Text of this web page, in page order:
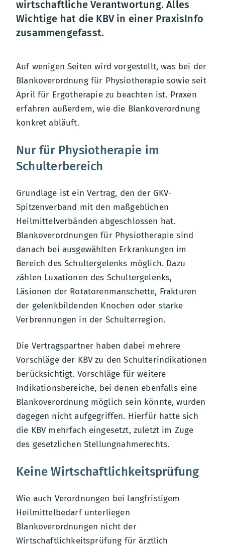
wirtschaftliche Verantwortung. Alles
Wichtige hat die KBV in einer PraxisInfo
zusammengefasst.
Auf wenigen Seiten wird vorgestellt, was bei der
Blankoverordnung für Physiotherapie sowie seit
April für Ergotherapie zu beachten ist. Praxen
erfahren außerdem, wie die Blankoverordnung
konkret abläuft.
Nur für Physiotherapie im
Schulterbereich
Grundlage ist ein Vertrag, den der GKV-
Spitzenverband mit den maßgeblichen
Heilmittelverbänden abgeschlossen hat.
Blankoverordnungen für Physiotherapie sind
danach bei ausgewählten Erkrankungen im
Bereich des Schultergelenks möglich. Dazu
zählen Luxationen des Schultergelenks,
Läsionen der Rotatorenmanschette, Frakturen
der gelenkbildenden Knochen oder starke
Verbrennungen in der Schulterregion.
Die Vertragspartner haben dabei mehrere
Vorschläge der KBV zu den Schulterindikationen
berücksichtigt. Vorschläge für weitere
Indikationsbereiche, bei denen ebenfalls eine
Blankoverordnung möglich sein könnte, wurden
dagegen nicht aufgegriffen. Hierfür hatte sich
die KBV mehrfach eingesetzt, zuletzt im Zuge
des gesetzlichen Stellungnahmerechts.
Keine Wirtschaftlichkeitsprüfung
Wie auch Verordnungen bei langfristigem
Heilmittelbedarf unterliegen
Blankoverordnungen nicht der
Wirtschaftlichkeitsprüfung für ärztlich